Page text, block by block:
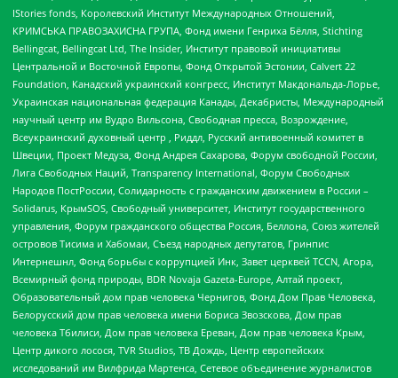
IStories fonds, Королевский Институт Международных Отношений,
КРИМСЬКА ПРАВОЗАХИСНА ГРУПА, Фонд имени Генриха Бёлля, Stichting
Bellingcat, Bellingcat Ltd, The Insider, Институт правовой инициативы
Центральной и Восточной Европы, Фонд Открытой Эстонии, Calvert 22
Foundation, Канадский украинский конгресс, Институт Макдональда-Лорье,
Украинская национальная федерация Канады, Декабристы, Международный
научный центр им Вудро Вильсона, Свободная пресса, Возрождение,
Всеукраинский духовный центр , Риддл, Русский антивоенный комитет в
Швеции, Проект Медуза, Фонд Андрея Сахарова, Форум свободной России,
Лига Свободных Наций, Transparеncy International, Форум Свободных
Народов ПостРоссии, Солидарность с гражданским движением в России –
Solidarus, КрымSOS, Свободный университет, Институт государственного
управления, Форум гражданского общества Россия, Беллона, Союз жителей
островов Тисима и Хабомаи, Съезд народных депутатов, Гринпис
Интернешнл, Фонд борьбы с коррупцией Инк, Завет церквей TCCN, Агора,
Всемирный фонд природы, BDR Novaja Gazeta-Europe, Алтай проект,
Образовательный дом прав человека Чернигов, Фонд Дом Прав Человека,
Белорусский дом прав человека имени Бориса Звозскова, Дом прав
человека Тбилиси, Дом прав человека Ереван, Дом прав человека Крым,
Центр дикого лосося, TVR Studios, ТВ Дождь, Центр европейских
исследований им Вилфрида Мартенса, Сетевое объединение журналистов